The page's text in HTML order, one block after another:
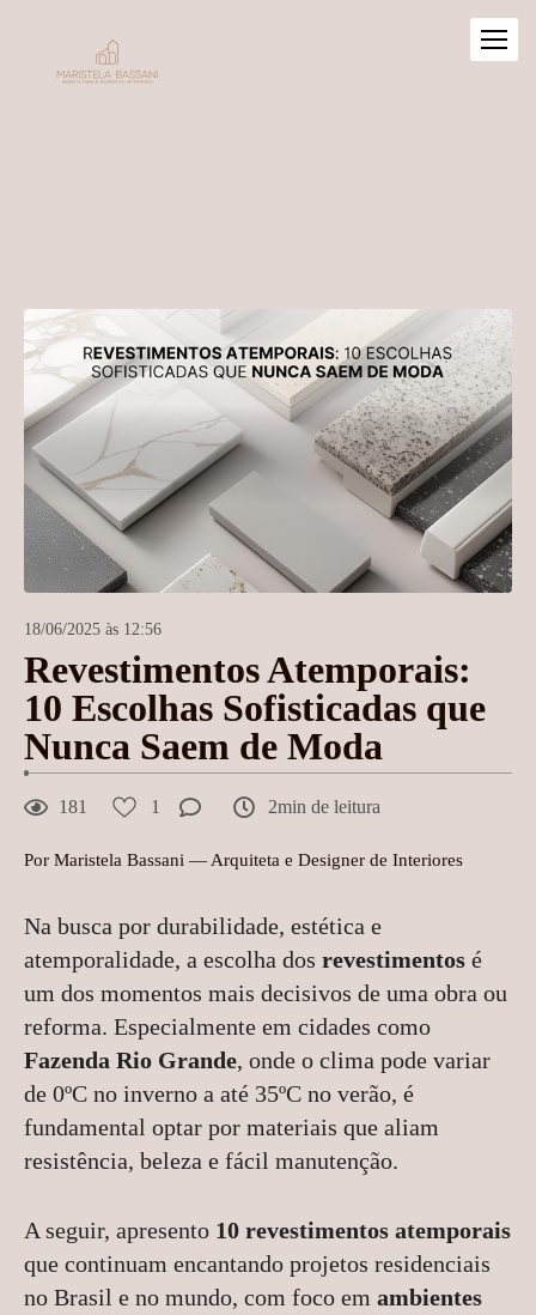
18/06/2025 às 12:56
Revestimentos Atemporais:
10 Escolhas Sofisticadas que
Nunca Saem de Moda
181 1 2min de leitura
Por Maristela Bassani — Arquiteta e Designer de Interiores
Na busca por durabilidade, estética e
atemporalidade, a escolha dos revestimentos é
um dos momentos mais decisivos de uma obra ou
reforma. Especialmente em cidades como
Fazenda Rio Grande, onde o clima pode variar
de 0ºC no inverno a até 35ºC no verão, é
fundamental optar por materiais que aliam
resistência, beleza e fácil manutenção.
A seguir, apresento 10 revestimentos atemporais
que continuam encantando projetos residenciais
no Brasil e no mundo, com foco em ambientes